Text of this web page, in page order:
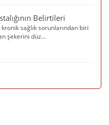
Belirtileri
sağlık sorunlarından biri
şekerini düz...